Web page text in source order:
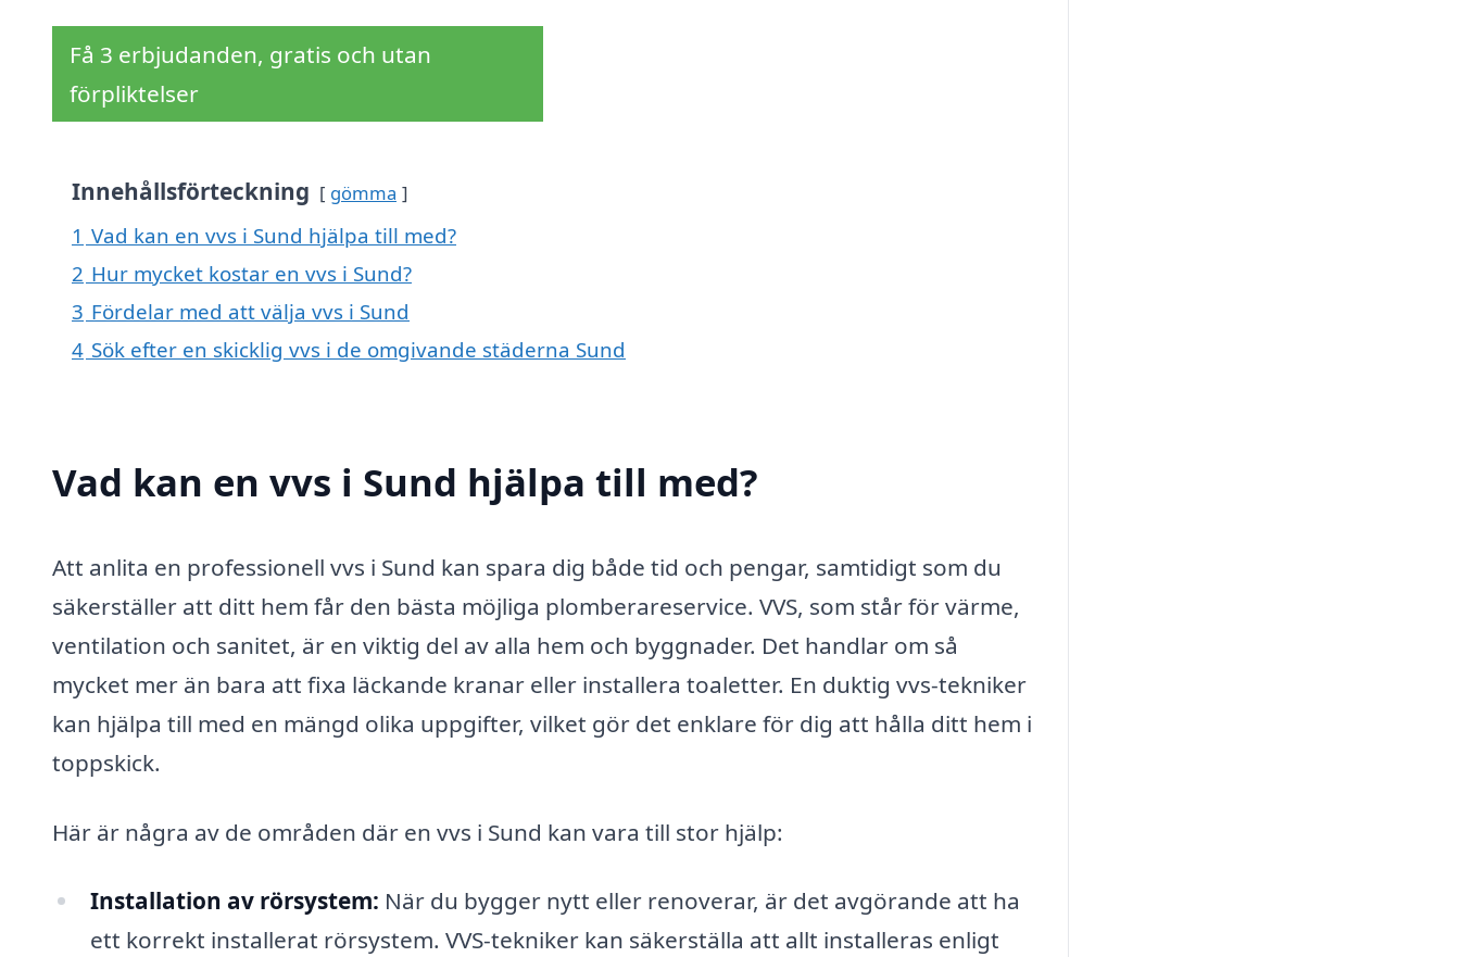
Få 3 erbjudanden, gratis och utan
förpliktelser
Innehållsförteckning gömma
1 Vad kan en vvs i Sund hjälpa till med?
2 Hur mycket kostar en vvs i Sund?
3 Fördelar med att välja vvs i Sund
4 Sök efter en skicklig vvs i de omgivande städerna Sund
Vad kan en vvs i Sund hjälpa till med?
Att anlita en professionell vvs i Sund kan spara dig både tid och pengar, samtidigt som du
säkerställer att ditt hem får den bästa möjliga plomberareservice. VVS, som står för värme,
ventilation och sanitet, är en viktig del av alla hem och byggnader. Det handlar om så
mycket mer än bara att fixa läckande kranar eller installera toaletter. En duktig vvs-tekniker
kan hjälpa till med en mängd olika uppgifter, vilket gör det enklare för dig att hålla ditt hem i
toppskick.
Här är några av de områden där en vvs i Sund kan vara till stor hjälp:
Installation av rörsystem: När du bygger nytt eller renoverar, är det avgörande att ha
ett korrekt installerat rörsystem. VVS-tekniker kan säkerställa att allt installeras enligt